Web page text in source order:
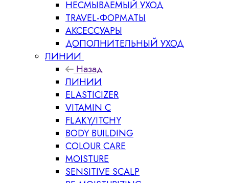
НЕСМЫВАЕМЫЙ УХОД
TRAVEL-ФОРМАТЫ
АКСЕССУАРЫ
ДОПОЛНИТЕЛЬНЫЙ УХОД
ЛИНИИ
Назад
ЛИНИИ
ELASTICIZER
VITAMIN C
FLAKY/ITCHY
BODY BUILDING
COLOUR CARE
MOISTURE
SENSITIVE SCALP